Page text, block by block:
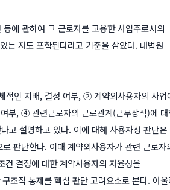
에 관하여 그 근로자를 고용한 사업주로서의
는 자도 포함된다라고 기준을 삼았다. 대법원
적인 지배, 결정 여부, ② 계약외사용자의 사업
부, ④ 관련근로자의 근로관계(근무장식)에
고 설명하고 있다. 이에 대해 사용자성 판단은
판단한다. 이때 계약외사용자가 관련 근로자
건 결정에 대한 계약사용자의 자율성을
조적 통제를 핵심 판단 고려요소로 본다. 아울